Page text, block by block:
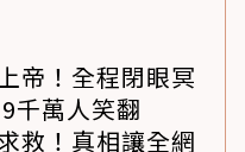
帝！全程閉眼冥
千萬人笑翻
救！真相讓全網